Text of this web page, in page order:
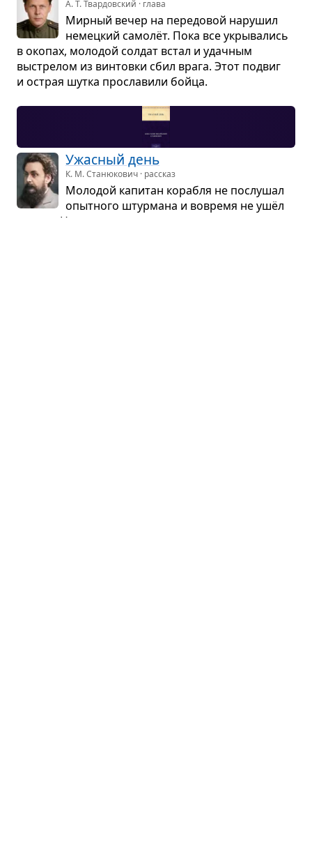
А. Т. Твардовский · глава
Мир­ный вечер на пере­до­вой нару­шил
немец­кий само­лёт. Пока все укры­ва­лись
в око­пах, моло­дой сол­дат встал и удач­ным
выстре­лом из вин­товки сбил врага. Этот подвиг
и острая шутка про­сла­вили бойца.
Ужас­ный день
К. М. Станюкович · рассказ
Моло­дой капи­тан корабля не послу­шал
опыт­ного штур­мана и вовремя не ушёл
в море. Начался шторм, судно сорвало с якоря,